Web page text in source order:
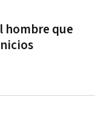
hombre que